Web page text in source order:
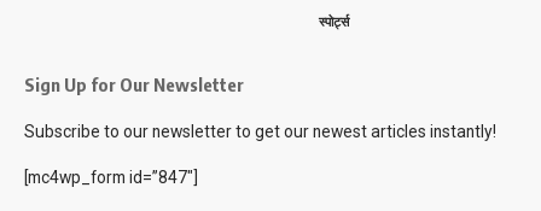
स्पोर्ट्स
Sign Up for Our Newsletter
Subscribe to our newsletter to get our newest articles instantly!
[mc4wp_form id=”847″]